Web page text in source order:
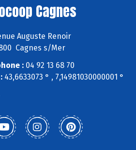
Cagnes
Auguste Renoir
Cagnes s/Mer
: 04 92 13 68 70
43,6633073 ° , 7,14981030000001 °